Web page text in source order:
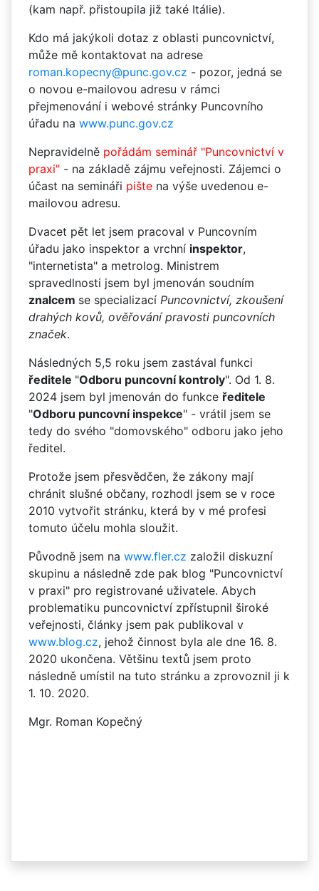
(kam např. přistoupila již také Itálie).
Kdo má jakýkoli dotaz z oblasti puncovnictví,
může mě kontaktovat na adrese
roman.kopecny@punc.gov.cz - pozor, jedná se
o novou e-mailovou adresu v rámci
přejmenování i webové stránky Puncovního
úřadu na www.punc.gov.cz
Nepravidelně pořádám seminář "Puncovnictví v
praxi" - na základě zájmu veřejnosti. Zájemci o
účast na semináři pište na výše uvedenou e-
mailovou adresu.
Dvacet pět let jsem pracoval v Puncovním
úřadu jako inspektor a vrchní inspektor,
"internetista" a metrolog. Ministrem
spravedlnosti jsem byl jmenován soudním
znalcem se specializací Puncovnictví, zkoušení
drahých kovů, ověřování pravosti puncovních
značek.
Následných 5,5 roku jsem zastával funkci
ředitele "Odboru puncovní kontroly". Od 1. 8.
2024 jsem byl jmenován do funkce ředitele
"Odboru puncovní inspekce" - vrátil jsem se
tedy do svého "domovského" odboru jako jeho
ředitel.
Protože jsem přesvědčen, že zákony mají
chránit slušné občany, rozhodl jsem se v roce
2010 vytvořit stránku, která by v mé profesi
tomuto účelu mohla sloužit.
Původně jsem na www.fler.cz založil diskuzní
skupinu a následně zde pak blog "Puncovnictví
v praxi" pro registrované uživatele. Abych
problematiku puncovnictví zpřístupnil široké
veřejnosti, články jsem pak publikoval v
www.blog.cz, jehož činnost byla ale dne 16. 8.
2020 ukončena. Většinu textů jsem proto
následně umístil na tuto stránku a zprovoznil ji k
1. 10. 2020.
Mgr. Roman Kopečný